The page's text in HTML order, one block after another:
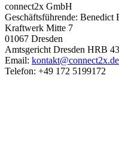
connect2x GmbH
Geschäftsführende:
Kraftwerk Mitte 7
01067 Dresden
Amtsgericht Dresden HRB
Email: kontakt@connect2x.de
Telefon: +49 172 5199172